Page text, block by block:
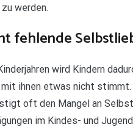
werden.
fehlende
wird Kindern
ihnen etwas nicht stimmt.
oft den Mangel an
im Kindes- und